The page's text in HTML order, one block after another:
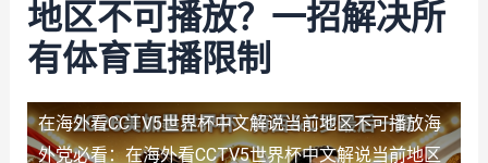
地区不可播放？一招解决所
有体育直播限制
在海外看CCTV5世界杯中文解说当前地区不可播放海
外党必看：在海外看CCTV5世界杯中文解说当前地区